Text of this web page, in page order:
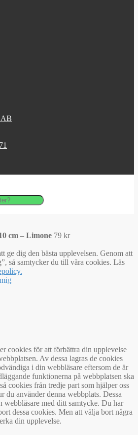
AB
cm – Limone 79 kr
ge dig den bästa upplevelsen. Genom att
så samtycker du till våra cookies. Läs
cookies för att förbättra din upplevelse
Av dessa lagras de cookies
i din webbläsare eftersom de är
funktionerna på webbplatsen ska
cookies från tredje part som hjälper oss
du använder denna webbplats. Dessa
webbläsare med ditt samtycke. Du har
dessa cookies. Men att välja bort några
din upplevelse.